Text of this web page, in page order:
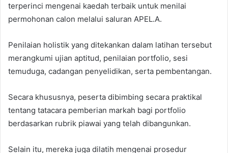
terperinci mengenai kaedah terbaik untuk menilai
permohonan calon melalui saluran APEL.A.
Penilaian holistik yang ditekankan dalam latihan tersebut
merangkumi ujian aptitud, penilaian portfolio, sesi
temuduga, cadangan penyelidikan, serta pembentangan.
Secara khususnya, peserta dibimbing secara praktikal
tentang tatacara pemberian markah bagi portfolio
berdasarkan rubrik piawai yang telah dibangunkan.
Selain itu, mereka juga dilatih mengenai prosedur